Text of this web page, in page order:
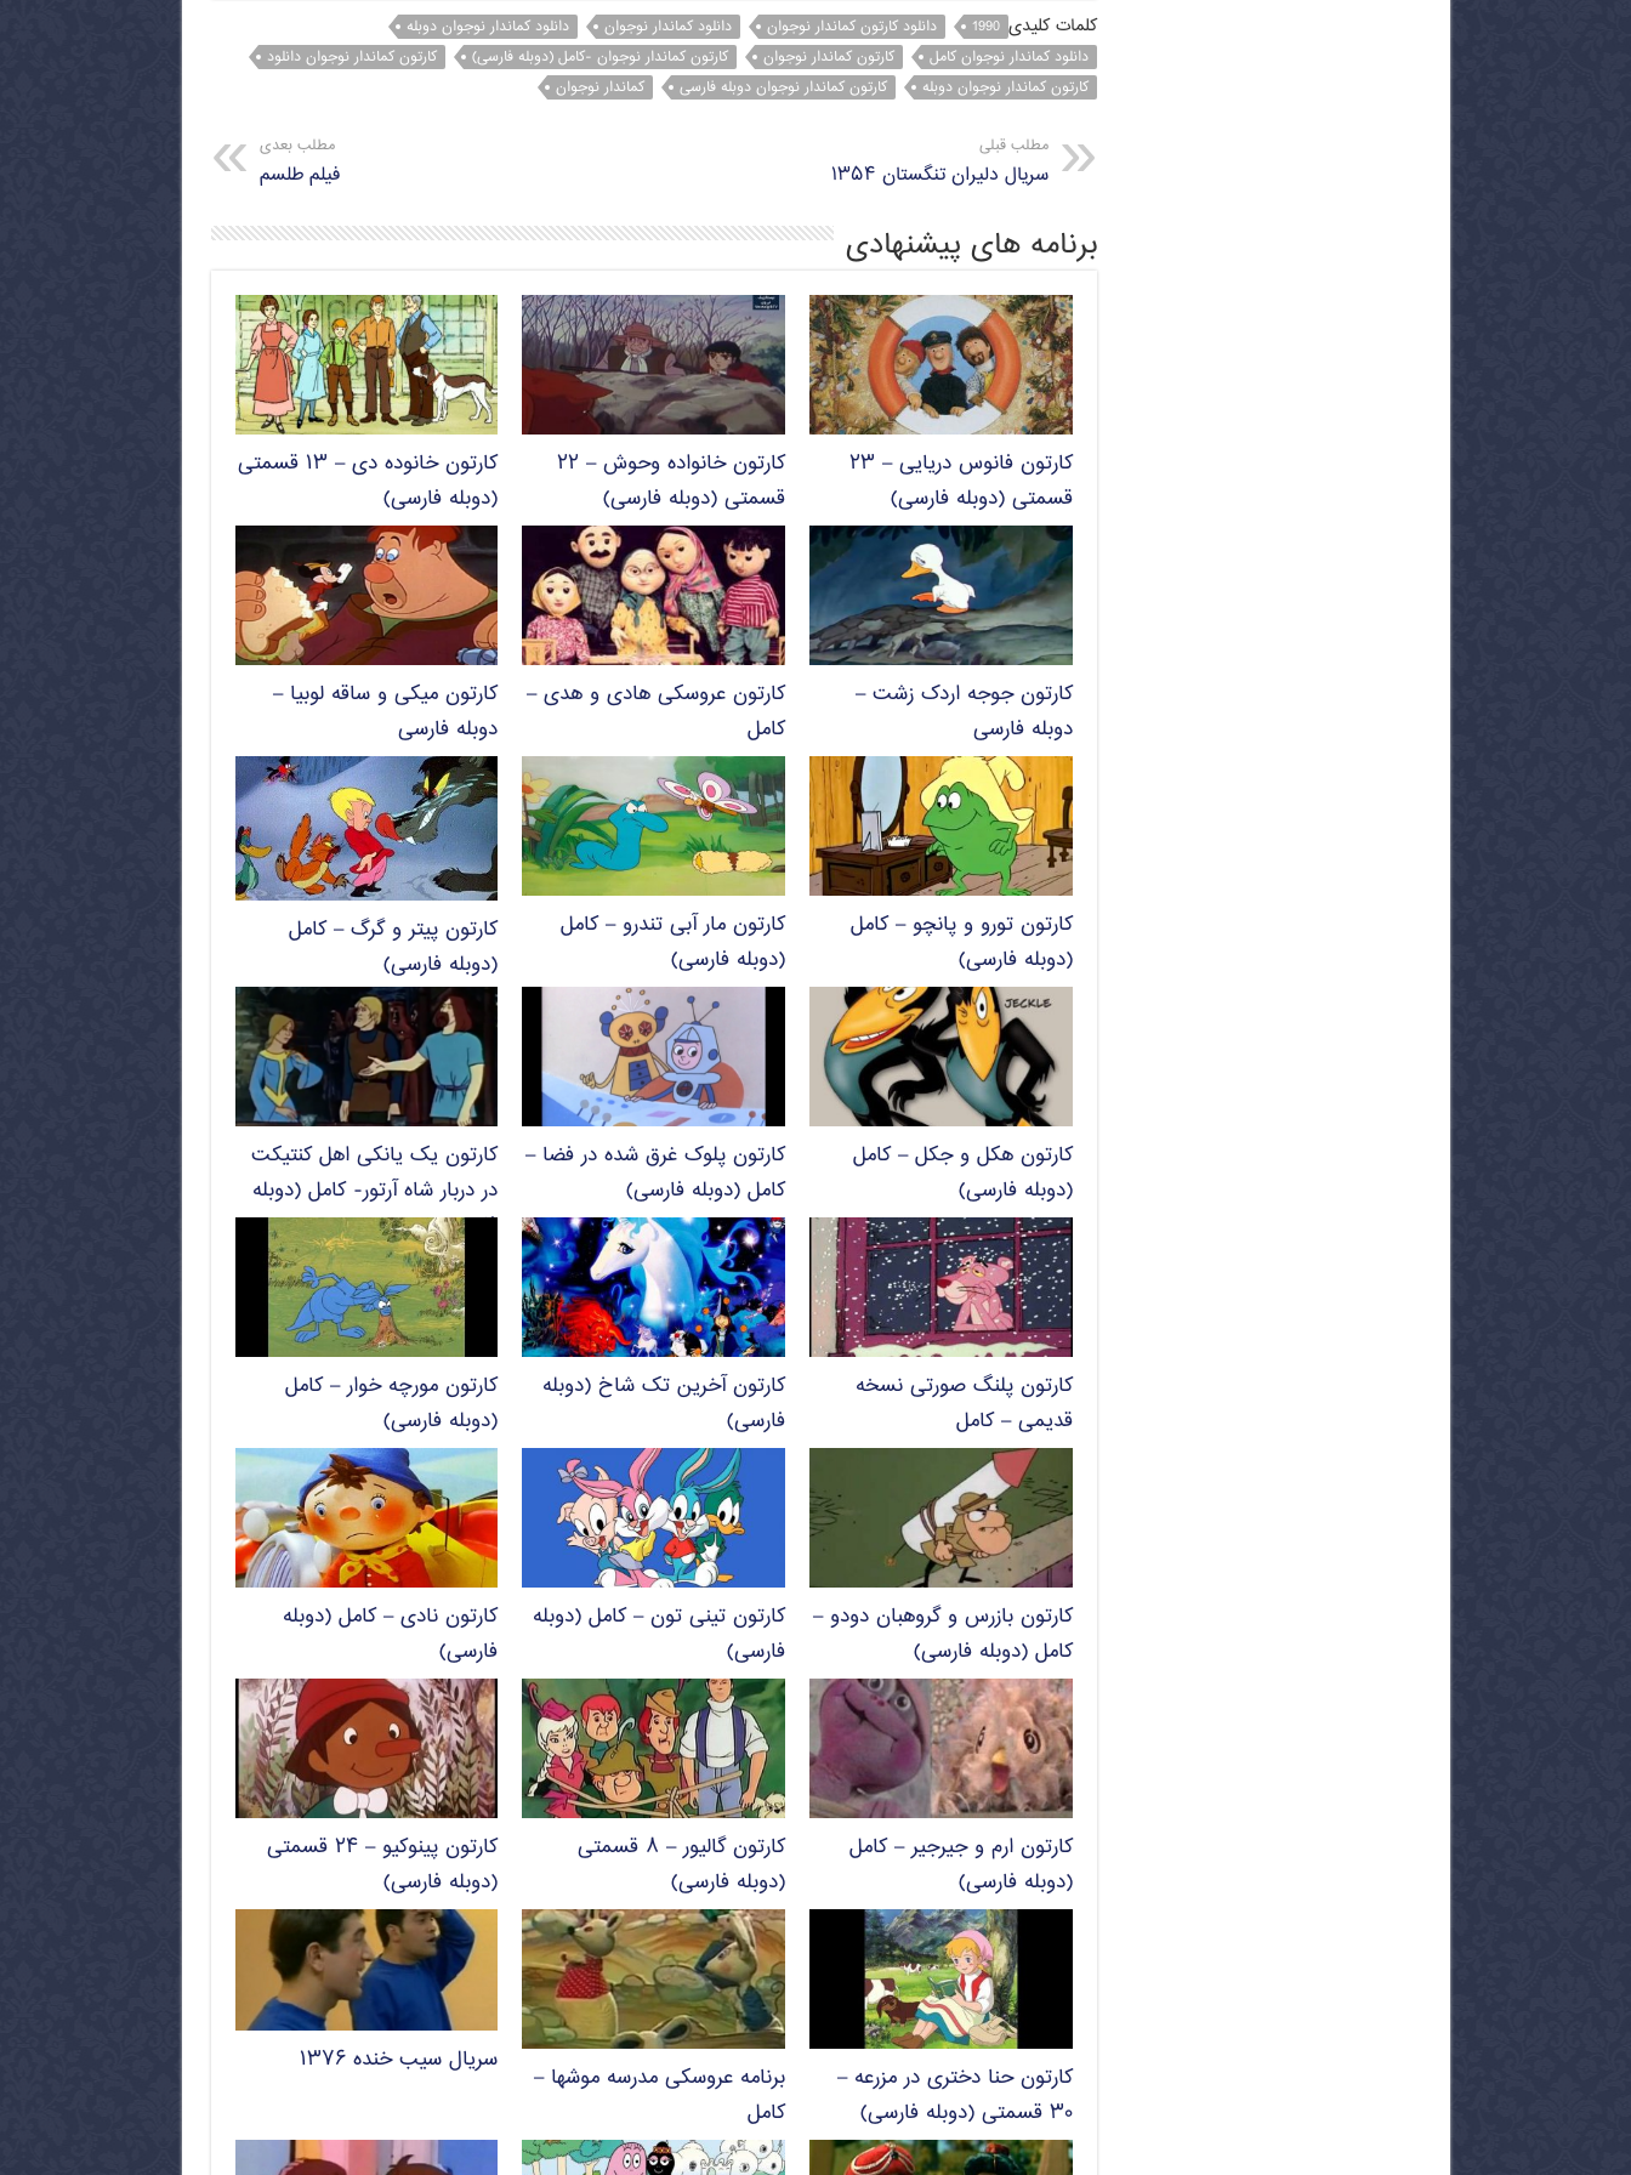
o
k
r
a
m
p
p
کلمات کلیدی 1990 دانلود کارتون کماندار نوجوان دانلود کماندار نوجوان
دانلود کماندار نوجوان دوبله
دانلود کماندار نوجوان کامل
کارتون کماندار نوجوان کارتون کماندار نوجوان -کامل (دوبله فارسی)
کارتون کماندار نوجوان دانلود
کارتون کماندار نوجوان دوبله
کارتون کماندار نوجوان دوبله فارسی کماندار نوجوان
مطلب قبلی
سریال دلیران تنگستان ۱۳۵۴
مطلب بعدی
فیلم طلسم
برنامه های پیشنهادی
کارتون فانوس دریایی – ۲۳
قسمتی (دوبله فارسی)
کارتون خانواده وحوش – ۲۲
قسمتی (دوبله فارسی)
کارتون خانوده دی – ۱۳ قسمتی
(دوبله فارسی)
کارتون جوجه اردک زشت –
دوبله فارسی
کارتون عروسکی هادی و هدی –
کامل
کارتون میکی و ساقه لوبیا –
دوبله فارسی
کارتون تورو و پانچو – کامل
(دوبله فارسی)
کارتون مار آبی تندرو – کامل
(دوبله فارسی)
کارتون پیتر و گرگ – کامل
(دوبله فارسی)
کارتون هکل و جکل – کامل
(دوبله فارسی)
کارتون پلوک غرق شده در فضا –
کامل (دوبله فارسی)
کارتون یک یانکی اهل کنتیکت
در دربار شاه آرتور- کامل (دوبله
فارسی)
کارتون پلنگ صورتی نسخه
قدیمی – کامل
کارتون آخرین تک شاخ (دوبله
فارسی)
کارتون مورچه خوار – کامل
(دوبله فارسی)
کارتون بازرس و گروهبان دودو –
کامل (دوبله فارسی)
کارتون تینی تون – کامل (دوبله
فارسی)
کارتون نادی – کامل (دوبله
فارسی)
کارتون ارم و جیرجیر – کامل
(دوبله فارسی)
کارتون گالیور – ۸ قسمتی
(دوبله فارسی)
کارتون پینوکیو – ۲۴ قسمتی
(دوبله فارسی)
کارتون حنا دختری در مزرعه –
۳۰ قسمتی (دوبله فارسی)
برنامه عروسکی مدرسه موشها –
کامل
سریال سیب خنده ۱۳۷۶